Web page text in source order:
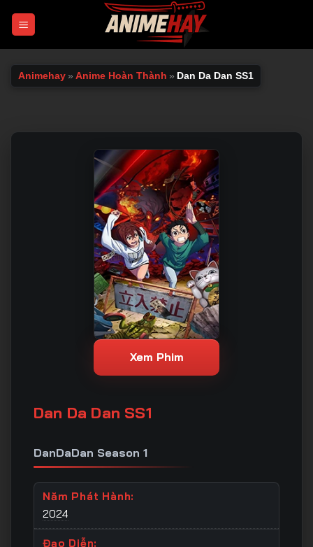
Animehay » Anime Hoàn Thành » Dan Da Dan SS1
Xem Phim
Dan Da Dan SS1
DanDaDan Season 1
Năm Phát Hành:
2024
Đạo Diễn: